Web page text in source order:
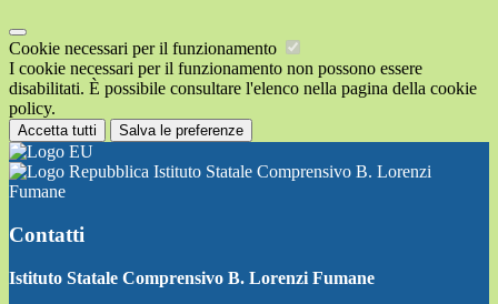
Cookie necessari per il funzionamento
I cookie necessari per il funzionamento non possono essere
disabilitati. È possibile consultare l'elenco nella pagina della cookie
policy.
Accetta tutti Salva le preferenze
Istituto Statale Comprensivo B. Lorenzi
Fumane
Contatti
Istituto Statale Comprensivo B. Lorenzi Fumane